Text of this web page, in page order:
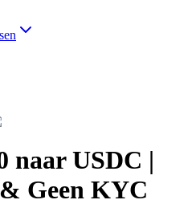
naar USDC |
Geen KYC